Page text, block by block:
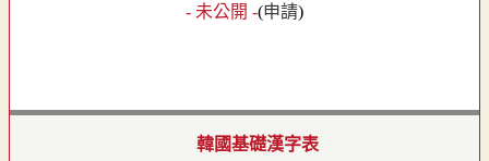
- 未公開 -(申請)
韓國基礎漢字表